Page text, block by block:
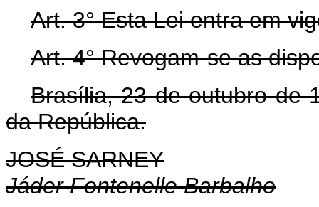
Art. 3° Esta Lei entra em
Art. 4° Revogam-se as
Brasília, 23 de outubro de
da República.
JOSÉ SARNEY
Jáder Fontenelle Barbalho